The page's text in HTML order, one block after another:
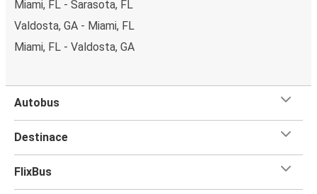
Miami, FL - Sarasota, FL
Valdosta, GA - Miami, FL
Miami, FL - Valdosta, GA
Autobus
Destinace
FlixBus